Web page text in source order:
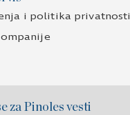
i politika privatnosti
za Pinoles vesti